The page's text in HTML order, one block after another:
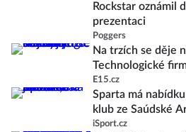
Rockstar oznámil
prezentaci
Poggers
Na trzích se děje
Technologické
E15.cz
Sparta má
klub ze Saúdské
iSport.cz